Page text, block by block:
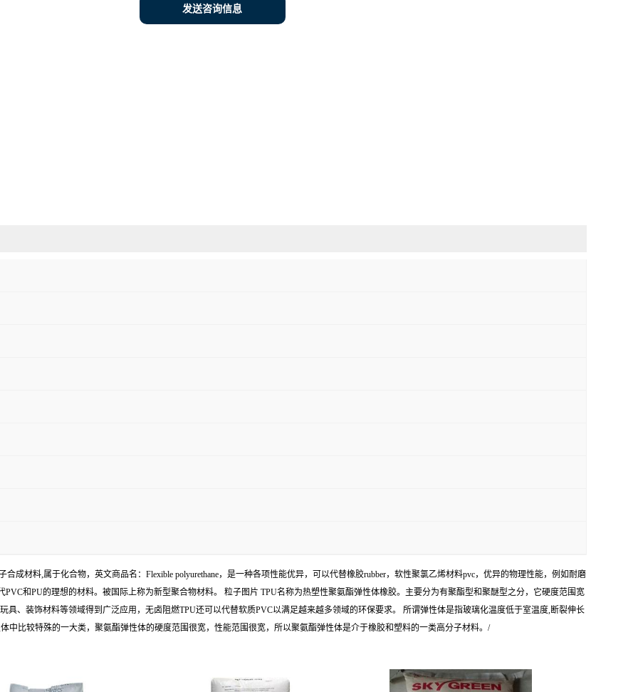
发送咨询信息
合成材料,属于化合物，英文商品名：Flexible polyurethane，是一种各项性能优异，可以代替橡胶rubber，软性聚氯乙烯材料pvc，优异的物理性能，例如耐磨
和PU的理想的材料。被国际上称为新型聚合物材料。 粒子图片 TPU名称为热塑性聚氨酯弹性体橡胶。主要分为有聚酯型和聚醚型之分，它硬度范围宽
具、装饰材料等领域得到广泛应用，无卤阻燃TPU还可以代替软质PVC以满足越来越多领域的环保要求。 所谓弹性体是指玻璃化温度低于室温度,断裂伸长
中比较特殊的一大类，聚氨酯弹性体的硬度范围很宽，性能范围很宽，所以聚氨酯弹性体是介于橡胶和塑料的一类高分子材料。/